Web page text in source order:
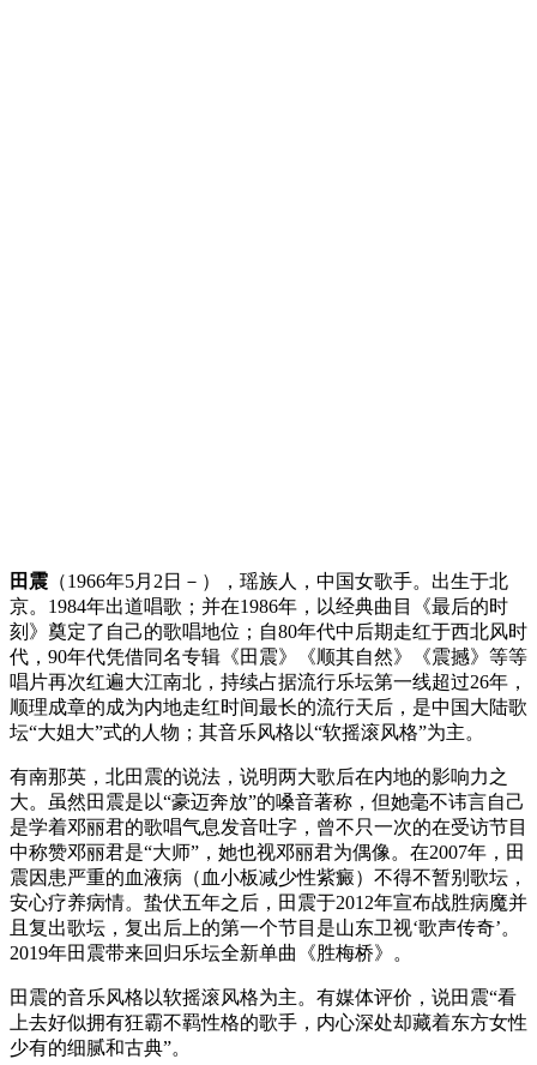
田震 （1966年5月2日 － ），瑶族人，中国女歌手。出生于北
京。1984年出道唱歌；并在1986年，以经典曲目《最后的时
刻》奠定了自己的歌唱地位；自80年代中后期走红于西北风时
代，90年代凭借同名专辑《田震》《顺其自然》《震撼》等等
唱片再次红遍大江南北，持续占据流行乐坛第一线超过26年，
顺理成章的成为内地走红时间最长的流行天后，是中国大陆歌
坛“大姐大”式的人物；其音乐风格以“软摇滚风格”为主。
有南那英，北田震的说法，说明两大歌后在内地的影响力之
大。虽然田震是以“豪迈奔放”的嗓音著称，但她毫不讳言自己
是学着邓丽君的歌唱气息发音吐字，曾不只一次的在受访节目
中称赞邓丽君是“大师”，她也视邓丽君为偶像。在2007年，田
震因患严重的血液病（血小板减少性紫癜）不得不暂别歌坛，
安心疗养病情。蛰伏五年之后，田震于2012年宣布战胜病魔并
且复出歌坛，复出后上的第一个节目是山东卫视‘歌声传奇’。
2019年田震带来回归乐坛全新单曲《胜梅桥》。
田震的音乐风格以软摇滚风格为主。有媒体评价，说田震“看
上去好似拥有狂霸不羁性格的歌手，内心深处却藏着东方女性
少有的细腻和古典”。